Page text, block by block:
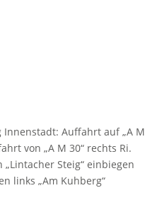
Innenstadt: Auffahrt auf „A M
von „A M 30“ rechts Ri.
Steig“ einbiegen
links „Am Kuhberg“